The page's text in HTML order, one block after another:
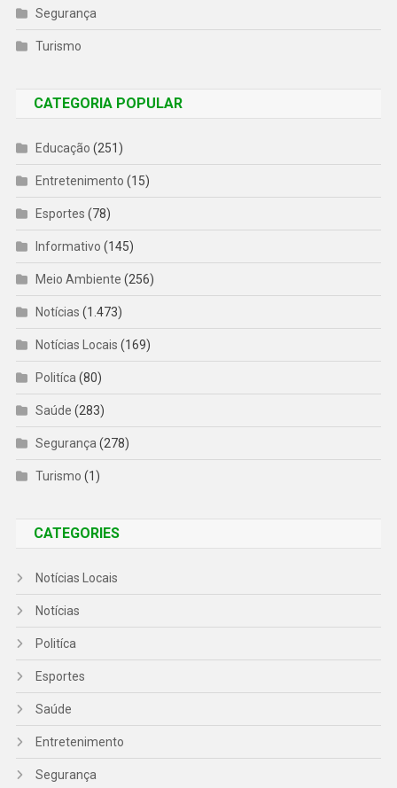
Segurança
Turismo
CATEGORIA POPULAR
Educação (251)
Entretenimento (15)
Esportes (78)
Informativo (145)
Meio Ambiente (256)
Notícias (1.473)
Notícias Locais (169)
Politíca (80)
Saúde (283)
Segurança (278)
Turismo (1)
CATEGORIES
Notícias Locais
Notícias
Politíca
Esportes
Saúde
Entretenimento
Segurança